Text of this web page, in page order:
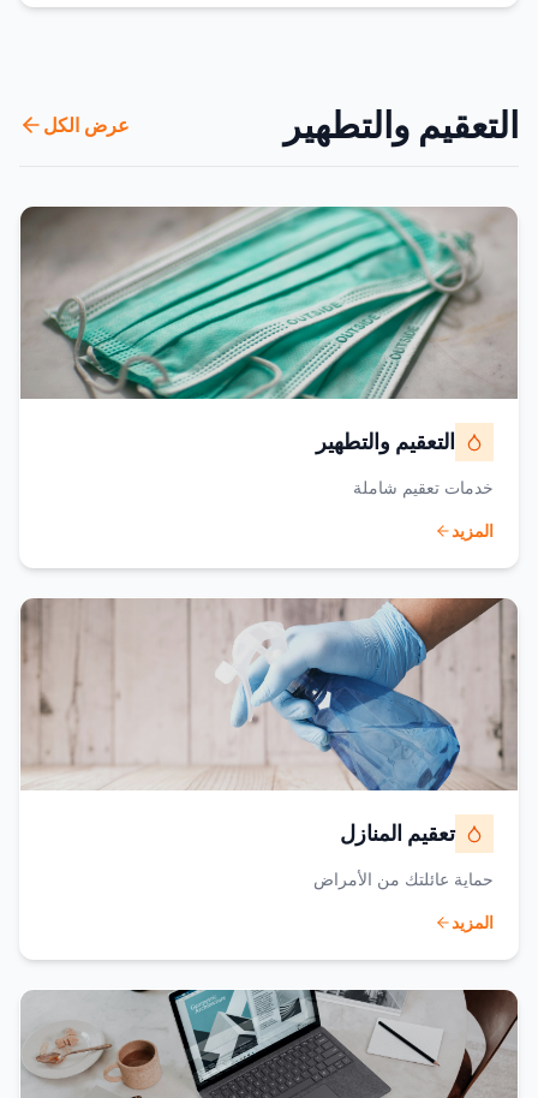
التعقيم والتطهير عرض الكل
التعقيم والتطهير
خدمات تعقيم شاملة
المزيد
تعقيم المنازل
حماية عائلتك من الأمراض
المزيد